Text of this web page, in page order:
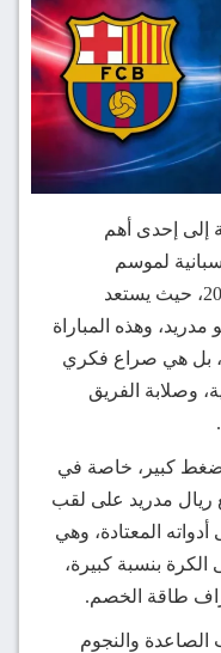
إلى إحدى أهم
لموسم
2025/2026، غدا الثلاثاء 2 ديسمبر 2025، حيث يستعد
مدريد، وهذه المباراة
بل هي صراع فكري
وصلابة الفريق
ضغط كبير، خاصة في
ريال مدريد على لقب
أدواته المعتادة، وهي
بنسبة كبيرة،
طاقة الخصم.
الصاعدة والنجوم